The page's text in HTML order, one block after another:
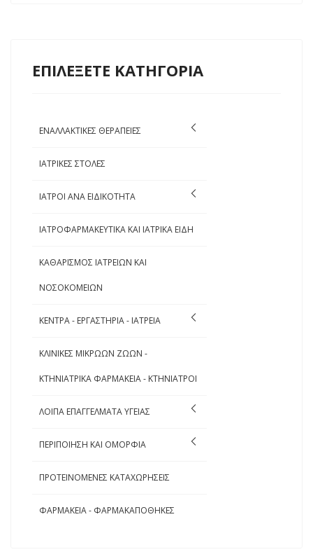
ΕΠΙΛΕΞΕΤΕ ΚΑΤΗΓΟΡΙΑ
ΕΝΑΛΛΑΚΤΙΚΕΣ ΘΕΡΑΠΕΙΕΣ
ΙΑΤΡΙΚΕΣ ΣΤΟΛΕΣ
ΙΑΤΡΟΙ ΑΝΑ ΕΙΔΙΚΟΤΗΤΑ
ΙΑΤΡΟΦΑΡΜΑΚΕΥΤΙΚΑ ΚΑΙ ΙΑΤΡΙΚΑ ΕΙΔΗ
ΚΑΘΑΡΙΣΜΟΣ ΙΑΤΡΕΙΩΝ ΚΑΙ
ΝΟΣΟΚΟΜΕΙΩΝ
ΚΕΝΤΡΑ - ΕΡΓΑΣΤΗΡΙΑ - ΙΑΤΡΕΙΑ
ΚΛΙΝΙΚΕΣ ΜΙΚΡΩΩΝ ΖΩΩΝ -
ΚΤΗΝΙΑΤΡΙΚΑ ΦΑΡΜΑΚΕΙΑ - ΚΤΗΝΙΑΤΡΟΙ
ΛΟΙΠΑ ΕΠΑΓΓΕΛΜΑΤΑ ΥΓΕΙΑΣ
ΠΕΡΙΠΟΙΗΣΗ ΚΑΙ ΟΜΟΡΦΙΑ
ΠΡΟΤΕΙΝΟΜΕΝΕΣ ΚΑΤΑΧΩΡΗΣΕΙΣ
ΦΑΡΜΑΚΕΙΑ - ΦΑΡΜΑΚΑΠΟΘΗΚΕΣ